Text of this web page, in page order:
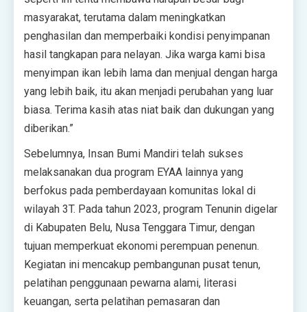
masyarakat, terutama dalam meningkatkan
penghasilan dan memperbaiki kondisi penyimpanan
hasil tangkapan para nelayan. Jika warga kami bisa
menyimpan ikan lebih lama dan menjual dengan harga
yang lebih baik, itu akan menjadi perubahan yang luar
biasa. Terima kasih atas niat baik dan dukungan yang
diberikan.”
Sebelumnya, Insan Bumi Mandiri telah sukses
melaksanakan dua program EYAA lainnya yang
berfokus pada pemberdayaan komunitas lokal di
wilayah 3T. Pada tahun 2023, program Tenunin digelar
di Kabupaten Belu, Nusa Tenggara Timur, dengan
tujuan memperkuat ekonomi perempuan penenun.
Kegiatan ini mencakup pembangunan pusat tenun,
pelatihan penggunaan pewarna alami, literasi
keuangan, serta pelatihan pemasaran dan